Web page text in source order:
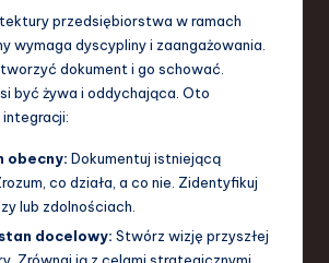
przedsiębiorstwa w ramach
wymaga dyscypliny i zaangażowania.
dokument i go schować.
być żywa i oddychająca. Oto
obecny: Dokumentuj istniejącą
co działa, a co nie. Zidentyfikuj
lub zdolnościach.
docelowy: Stwórz wizję przyszłej
Zrównaj ją z celami strategicznymi